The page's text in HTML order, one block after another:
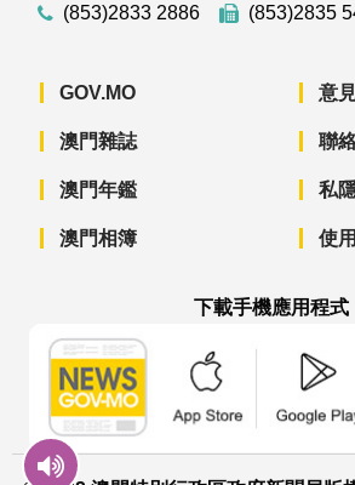
(853)2833 2886
(853)2835
GOV.MO
澳門雜誌
澳門年鑑
澳門相簿
意
聯
私
使
下載手機應用程式